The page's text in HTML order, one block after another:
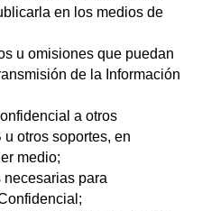
en los medios de
u omisiones que puedan
de la Información
a otros
otros soportes, en
medio;
para